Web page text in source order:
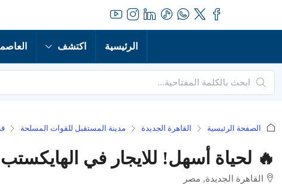
الرئيسية اكتشف
الصفحة الرئيسية القاهرة الجديدة مدينة المستقبل للقوات المسلحة
🔥 لحياة أسهل! للايجار في
القاهرة الجديدة, مصر